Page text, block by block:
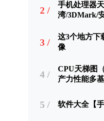
2 /
手机处理器
湾/3DMark/
3 /
这3个地方下
像
4 /
CPU天梯图
产力性能多
5 / 软件大全【